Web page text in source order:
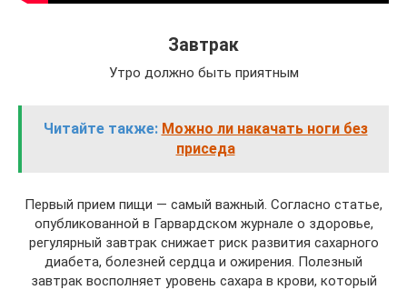
Завтрак
Утро должно быть приятным
Читайте также: Можно ли накачать ноги без
приседа
Первый прием пищи — самый важный. Согласно статье,
опубликованной в Гарвардском журнале о здоровье,
регулярный завтрак снижает риск развития сахарного
диабета, болезней сердца и ожирения. Полезный
завтрак восполняет уровень сахара в крови, который